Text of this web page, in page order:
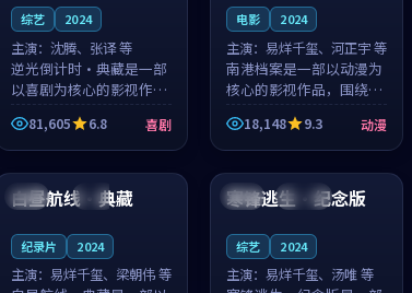
综艺 2024
主演： 沈腾、张译 等
逆光倒计时·典藏是一部
以喜剧为核心的影视作
品，围绕危机、反转与人
物成长展开，整体节奏紧
凑，值得推荐观看。
81,605 6.8 喜剧
电影 2024
主演： 易烊千玺、河正宇 等
南港档案是一部以动漫为
核心的影视作品，围绕危
机、反转与人物成长展
开，整体节奏紧凑，值得
推荐观看。
18,148 9.3 动漫
中国 完结
99:20
白昼航线·典藏
纪录片 2024
主演： 易烊千玺、梁朝伟 等
英国 连载中
99:28
寒锋逃生·纪念版
综艺 2024
主演： 易烊千玺、汤唯 等